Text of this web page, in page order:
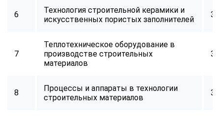
6
Технология строительной керамики и
искусственных пористых заполнителей
34
7
Теплотехническое оборудование в
производстве строительных
материалов
32
8
Процессы и аппараты в технологии
строительных материалов
34